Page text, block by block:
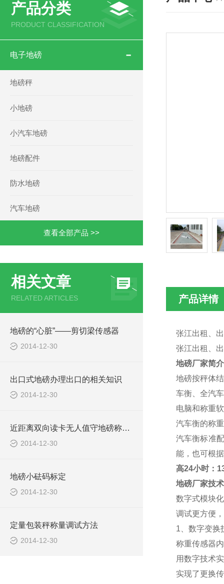
产品分类
PRODUCT CLASSIFICATION
电子地磅
地磅秤
小地磅
小汽车地磅
地磅配件
防水地磅
汽车地磅
查看全部产品 >>
相关文章
RELATED ARTICLES
地磅的“心脏”——剪切梁传感器
2014-12-30
出口式地磅办理出口的相关知识
2014-12-30
近距离双向读卡无人值守地磅称重系统报价清单
2014-12-30
地磅小砝码标定
2014-12-30
定量包装秤称量调试方法
2014-12-30
产品详情
张江出租、
张江出租、
地磅厂家简
地磅按秤体
车衡、全汽
电脑和称重
汽车衡的称
汽车衡标准
能，也可根
高24小时：
地磅厂家技
数字式模块
调试更方便
1、数字变换
称重传感器
用数字技术
实现了更换